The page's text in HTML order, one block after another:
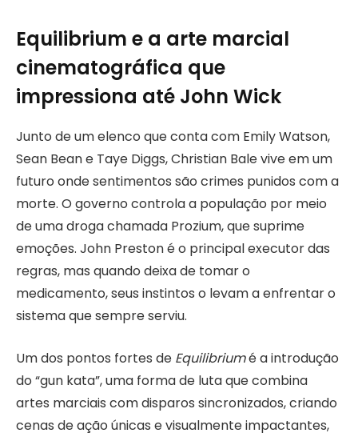
Equilibrium e a arte marcial
cinematográfica que
impressiona até John Wick
Junto de um elenco que conta com Emily Watson,
Sean Bean e Taye Diggs, Christian Bale vive em um
futuro onde sentimentos são crimes punidos com a
morte. O governo controla a população por meio
de uma droga chamada Prozium, que suprime
emoções. John Preston é o principal executor das
regras, mas quando deixa de tomar o
medicamento, seus instintos o levam a enfrentar o
sistema que sempre serviu.
Um dos pontos fortes de Equilibriumé a introdução
do “gun kata”, uma forma de luta que combina
artes marciais com disparos sincronizados, criando
cenas de ação únicas e visualmente impactantes,